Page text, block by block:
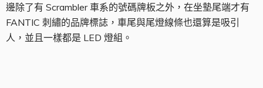
邊除了有 Scrambler 車系的號碼牌板之外，在坐墊尾端才有
FANTIC 刺繡的品牌標誌，車尾與尾燈線條也還算是吸引
人，並且一樣都是 LED 燈組。